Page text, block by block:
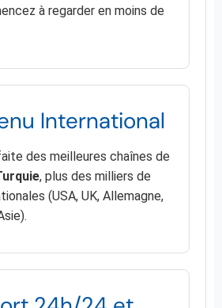
à regarder en moins de
International
des meilleures chaînes de
, plus des milliers de
(USA, UK, Allemagne,